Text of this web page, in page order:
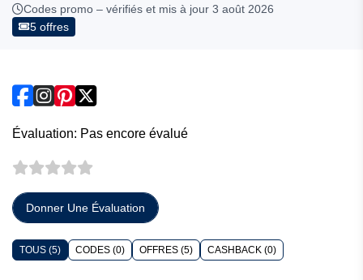
Codes promo – vérifiés et mis à jour 3 août 2026
5 offres
Évaluation: Pas encore évalué
Donner Une Évaluation
TOUS (5) CODES (0) OFFRES (5) CASHBACK (0)